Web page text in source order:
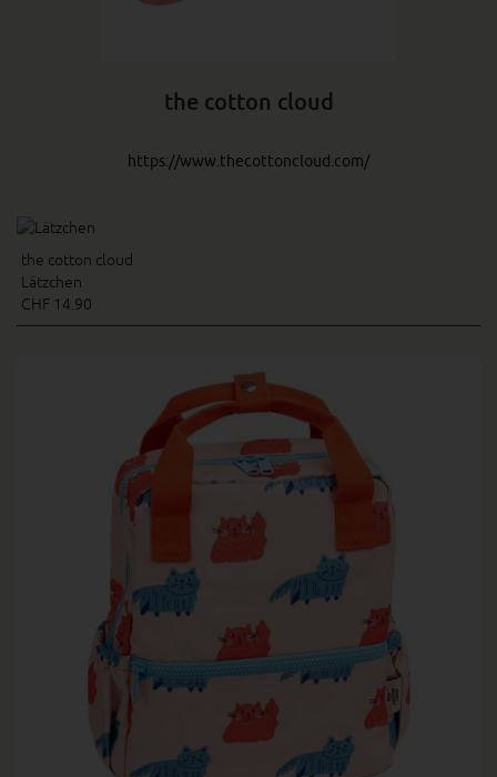
the cotton cloud
https://www.thecottoncloud.com/
the cotton cloud
Lätzchen
CHF 14.90